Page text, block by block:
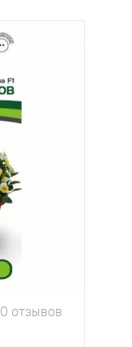
0 отзывов